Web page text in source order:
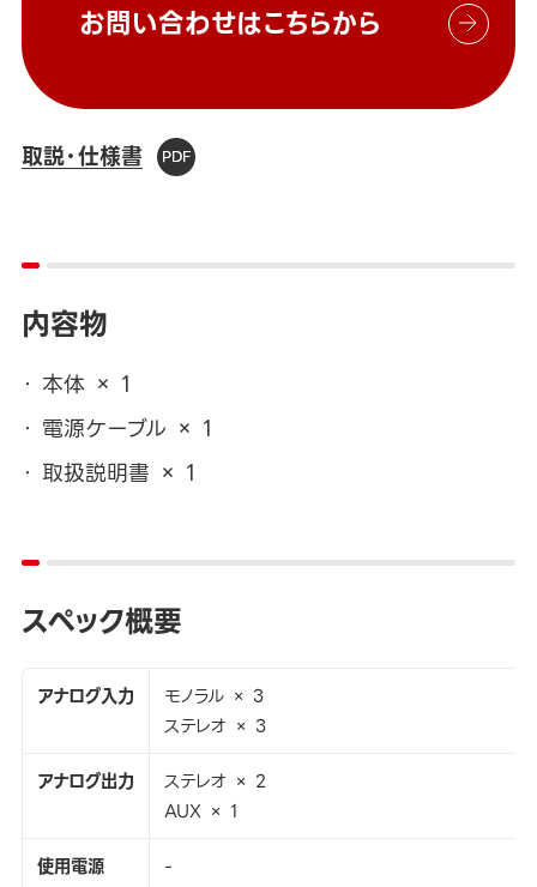
お問い合わせはこちらから
取説・仕様書
内容物
本体 × 1
電源ケーブル × 1
取扱説明書 × 1
スペック概要
アナログ入力
モノラル × 3
ステレオ × 3
アナログ出力
ステレオ × 2
AUX × 1
使用電源
-